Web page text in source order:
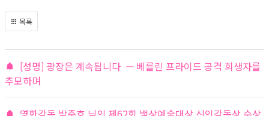
목록
[성명] 광장은 계속됩니다 — 베를린 프라이드 공격 희생자를
추모하며